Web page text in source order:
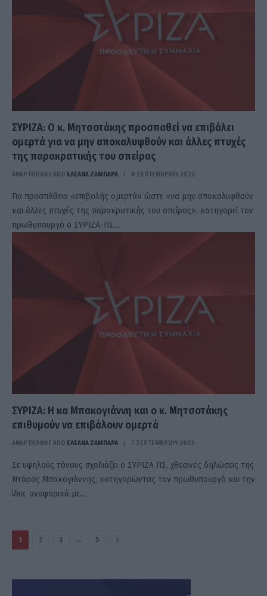
ΣΥΡΙΖΑ: Ο κ. Μητσοτάκης προσπαθεί να επιβάλει
ομερτά για να μην αποκαλυφθούν και άλλες πτυχές
της παρακρατικής του σπείρας
ΑΝΑΡΤΗΘΗΚΕ ΑΠΟ ΕΛΕΑΝΑ ΖΑΜΠΑΡΑ 8 ΣΕΠΤΕΜΒΡΊΟΥ 2022
Για προσπάθεια «επιβολής ομερτά» ώστε «να μην αποκαλυφθούν
και άλλες πτυχές της παρακρατικής του σπείρας», κατηγορεί τον
πρωθυπουργό ο ΣΥΡΙΖΑ-ΠΣ.…
ΣΥΡΙΖΑ: Η κα Μπακογιάννη και ο κ. Μητσοτάκης
επιθυμούν να επιβάλουν ομερτά
ΑΝΑΡΤΗΘΗΚΕ ΑΠΟ ΕΛΕΑΝΑ ΖΑΜΠΑΡΑ 7 ΣΕΠΤΕΜΒΡΊΟΥ 2022
Σε υψηλούς τόνους σχολιάζει ο ΣΥΡΙΖΑ ΠΣ, χθεσινές δηλώσεις της
Ντόρας Μπακογιάννης, κατηγορώντας τον πρωθυπουργό και την
ίδια, αναφορικά με…
1 2 3 … 5 Επόμενο